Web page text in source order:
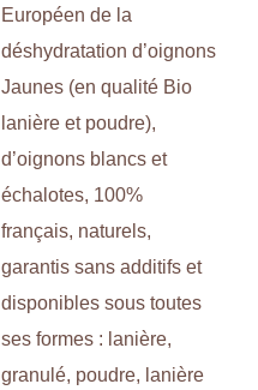
Européen de la
déshydratation d’oignons
Jaunes (en qualité Bio
lanière et poudre),
d’oignons blancs et
échalotes, 100%
français, naturels,
garantis sans additifs et
disponibles sous toutes
ses formes : lanière,
granulé, poudre, lanière